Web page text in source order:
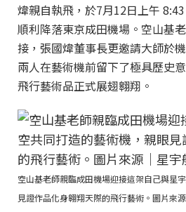
煒親自執飛，於7月12日上午
順利降落東京成田機場。空山基
接，張國煒董事長更邀請大師於
兩人在藝術機前留下了極具歷史
飛行藝術品正式展翅翱翔。
空山基老師親臨成田機場迎接這架自己與星
見證作品化身翱翔天際的飛行藝術。圖片來